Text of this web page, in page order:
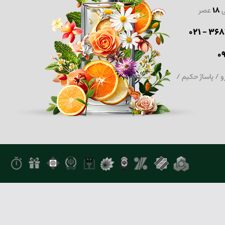
18عصر
/ پاساژ حکیم /